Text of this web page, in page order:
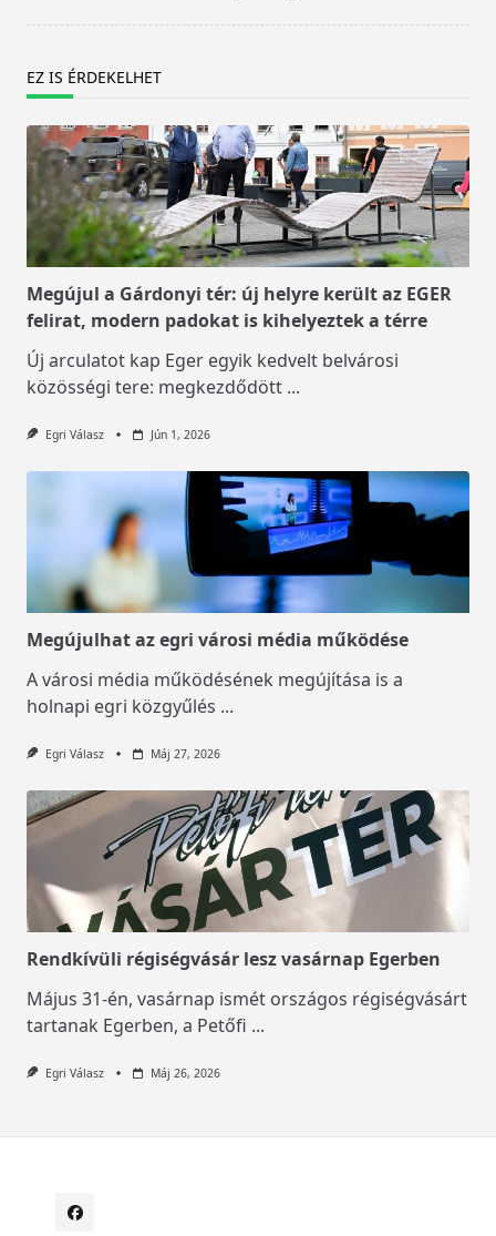
EZ IS ÉRDEKELHET
Megújul a Gárdonyi tér: új helyre került az EGER
felirat, modern padokat is kihelyeztek a térre
Új arculatot kap Eger egyik kedvelt belvárosi
közösségi tere: megkezdődött ...
Egri Válasz Jún 1, 2026
Megújulhat az egri városi média működése
A városi média működésének megújítása is a
holnapi egri közgyűlés ...
Egri Válasz Máj 27, 2026
Rendkívüli régiségvásár lesz vasárnap Egerben
Május 31-én, vasárnap ismét országos régiségvásárt
tartanak Egerben, a Petőfi ...
Egri Válasz Máj 26, 2026